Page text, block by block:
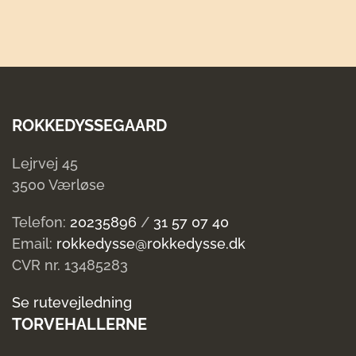
ROKKEDYSSEGAARD
Lejrvej 45
3500 Værløse
Telefon: 20235896 / 31 57 07 40
Email: rokkedysse@rokkedysse.dk
CVR nr. 13485283
Se rutevejledning
TORVEHALLERNE